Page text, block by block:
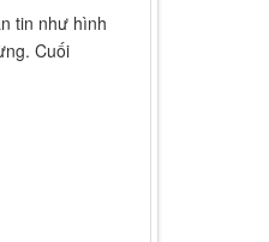
tin như hình
Cuối